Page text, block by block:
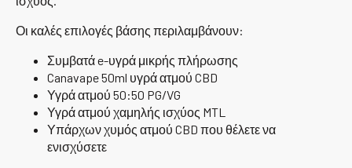
Οι καλές επιλογές βάσης περιλαμβάνουν:
Συμβατά e-υγρά μικρής πλήρωσης
Canavape 50ml υγρά ατμού CBD
Υγρά ατμού 50:50 PG/VG
Υγρά ατμού χαμηλής ισχύος MTL
Υπάρχων χυμός ατμού CBD που θέλετε να
ενισχύσετε